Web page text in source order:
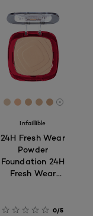
[Color]: #E2C6AB
[Color]:
[Color]:
[Color]:
[Color]:
More
Infaillible
24H Fresh Wear
Powder
Foundation 24H
Fresh Wear
Ivory
0/5